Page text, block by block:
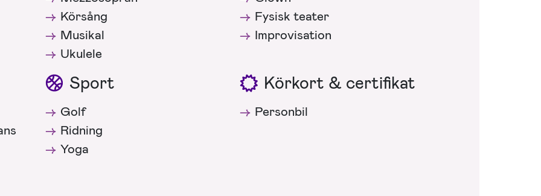
Körsång
Musikal
Ukulele
Fysisk teater
Improvisation
Sport
Golf
Ridning
Yoga
Körkort & certifikat
Personbil